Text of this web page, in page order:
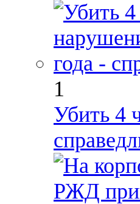
1
Убить 4